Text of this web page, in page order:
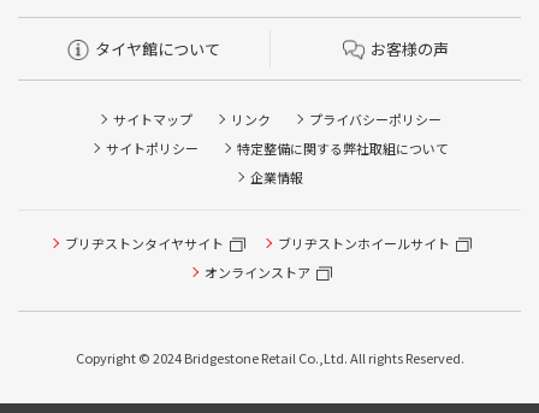
タイヤ館について お客様の声
サイトマップ リンク
プライバシーポリシー
サイトポリシー
特定整備に関する弊社取組について
企業情報
ブリヂストンタイヤサイト
ブリヂストンホイールサイト
オンラインストア
Copyright © 2024 Bridgestone Retail Co.,Ltd. All rights Reserved.
タイヤ点検・安全点検/タイヤ履き替え/オイル交換/その他
ピット作業の予約
本日のタイヤ履き替え順番待ち予約 ※クローク契約会員の